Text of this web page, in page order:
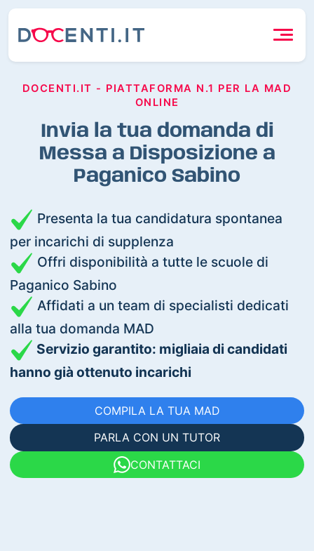
DOCENTI.IT - PIATTAFORMA N.1 PER LA MAD
ONLINE
Invia la tua domanda di
Messa a Disposizione a
Paganico Sabino
Presenta la tua candidatura spontanea
per incarichi di supplenza
Offri disponibilità a tutte le scuole di
Paganico Sabino
Affidati a un team di specialisti dedicati
alla tua domanda MAD
Servizio garantito: migliaia di candidati
hanno già ottenuto incarichi
COMPILA LA TUA MAD
PARLA CON UN TUTOR
CONTATTACI